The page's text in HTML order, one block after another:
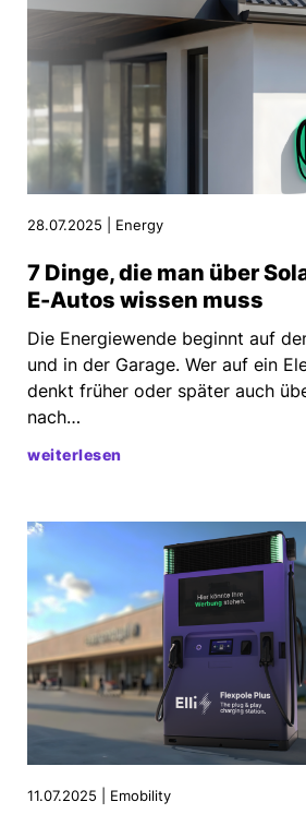
28.07.2025 | Energy
7 Dinge, die man über
E-Autos wissen muss
Die Energiewende beginnt auf
und in der Garage. Wer auf ein
denkt früher oder später auch
nach…
weiterlesen
11.07.2025 | Emobility